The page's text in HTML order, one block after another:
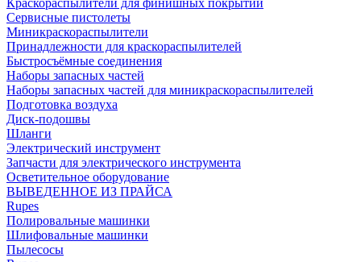
Краскораспылители для финишных покрытий
Сервисные пистолеты
Миникраскораспылители
Принадлежности для краскораспылителей
Быстросъёмные соединения
Наборы запасных частей
Наборы запасных частей для миникраскораспылителей
Подготовка воздуха
Диск-подошвы
Шланги
Электрический инструмент
Запчасти для электрического инструмента
Осветительное оборудование
ВЫВЕДЕННОЕ ИЗ ПРАЙСА
Rupes
Полировальные машинки
Шлифовальные машинки
Пылесосы